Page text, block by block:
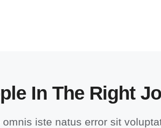
In The Right
iste natus error sit